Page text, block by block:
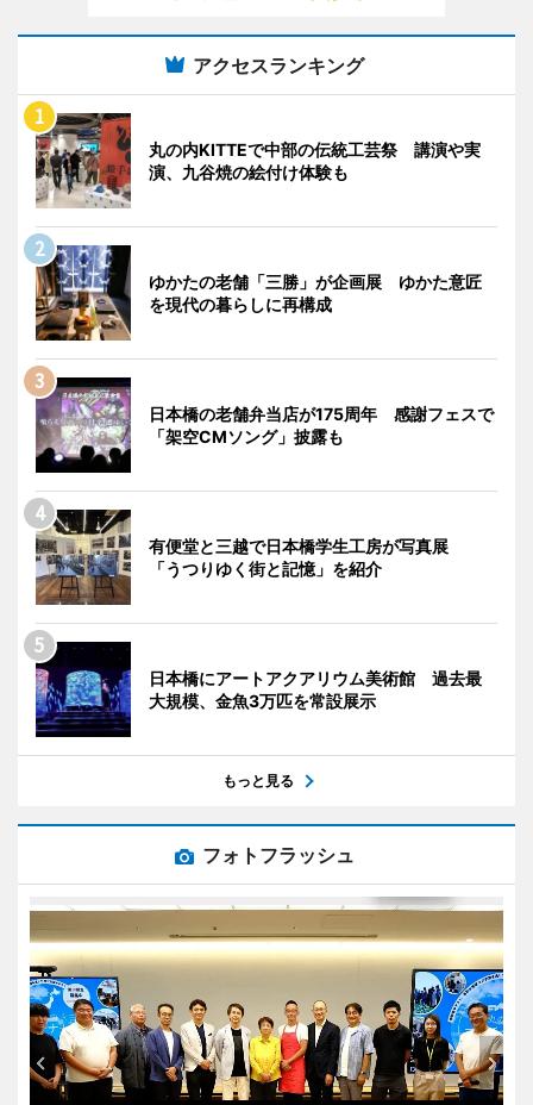
アクセスランキング
丸の内KITTEで中部の伝統工芸祭 講演や実
演、九谷焼の絵付け体験も
ゆかたの老舗「三勝」が企画展 ゆかた意匠
を現代の暮らしに再構成
日本橋の老舗弁当店が175周年 感謝フェスで
「架空CMソング」披露も
有便堂と三越で日本橋学生工房が写真展
「うつりゆく街と記憶」を紹介
日本橋にアートアクアリウム美術館 過去最
大規模、金魚3万匹を常設展示
もっと見る
フォトフラッシュ